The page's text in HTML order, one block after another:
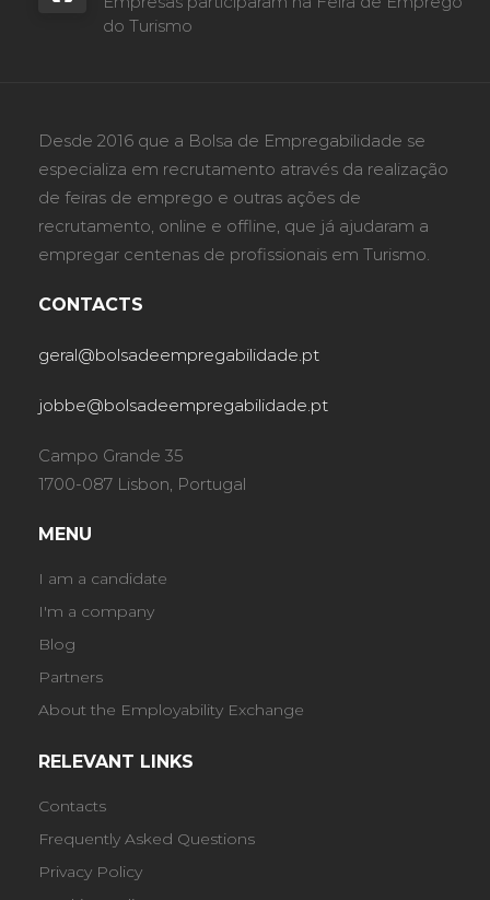
do Turismo
Desde 2016 que a Bolsa de Empregabilidade se
especializa em recrutamento através da realização
de feiras de emprego e outras ações de
recrutamento, online e offline, que já ajudaram a
empregar centenas de profissionais em Turismo.
CONTACTS
geral@bolsadeempregabilidade.pt
jobbe@bolsadeempregabilidade.pt
Campo Grande 35
1700-087 Lisbon, Portugal
MENU
I am a candidate
I'm a company
Blog
Partners
About the Employability Exchange
RELEVANT LINKS
Contacts
Frequently Asked Questions
Privacy Policy